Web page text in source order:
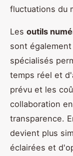
fluctuations du
Les outils
sont
spécialisés
temps réel et
prévu et les
collaboration
transparence.
devient plus
éclairées et